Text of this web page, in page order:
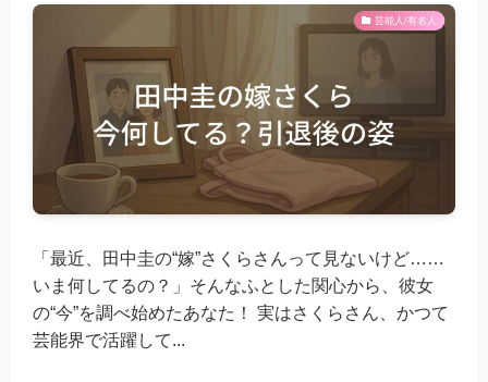
芸能人/有名人
「最近、田中圭の“嫁”さくらさんって見ないけど……
いま何してるの？」そんなふとした関心から、彼女
の“今”を調べ始めたあなた！ 実はさくらさん、かつて
芸能界で活躍して...